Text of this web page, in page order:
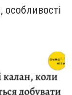
особливості